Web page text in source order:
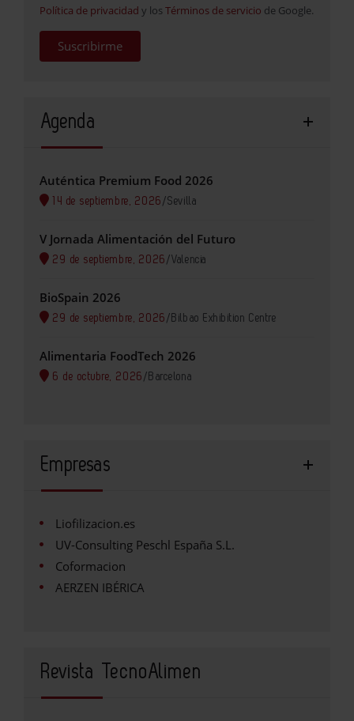
Política de privacidad y los Términos de servicio de Google.
Suscribirme
Agenda
Auténtica Premium Food 2026
14 de septiembre, 2026 /Sevilla
V Jornada Alimentación del Futuro
29 de septiembre, 2026 /Valencia
BioSpain 2026
29 de septiembre, 2026 / Bilbao Exhibition Centre
Alimentaria FoodTech 2026
6 de octubre, 2026 / Barcelona
Empresas
Liofilizacion.es
UV-Consulting Peschl España S.L.
Coformacion
AERZEN IBÉRICA
Revista TecnoAlimen